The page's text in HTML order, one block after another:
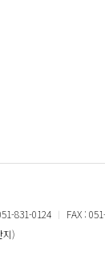
831-0124 ㅣ FAX :
지)